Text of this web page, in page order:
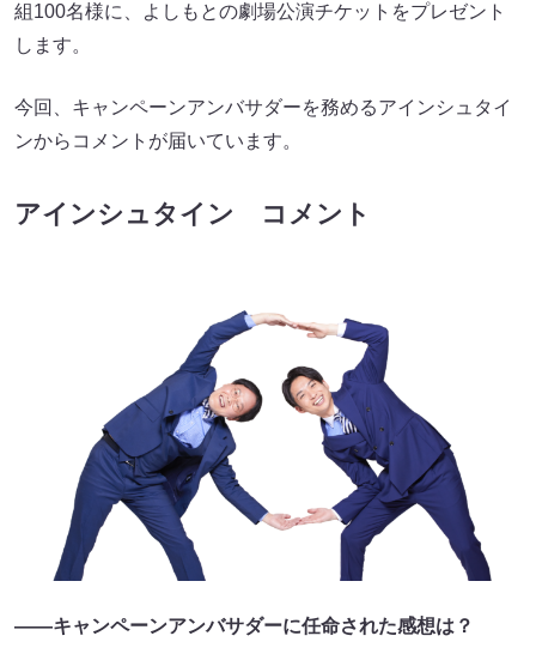
組100名様に、よしもとの劇場公演チケットをプレゼント
します。
今回、キャンペーンアンバサダーを務めるアインシュタイ
ンからコメントが届いています。
アインシュタイン コメント
――キャンペーンアンバサダーに任命された感想は？